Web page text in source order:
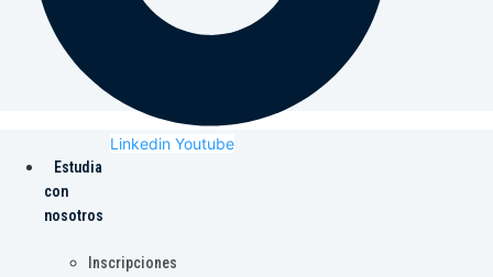
Linkedin Youtube
Estudia
con
nosotros
Inscripciones